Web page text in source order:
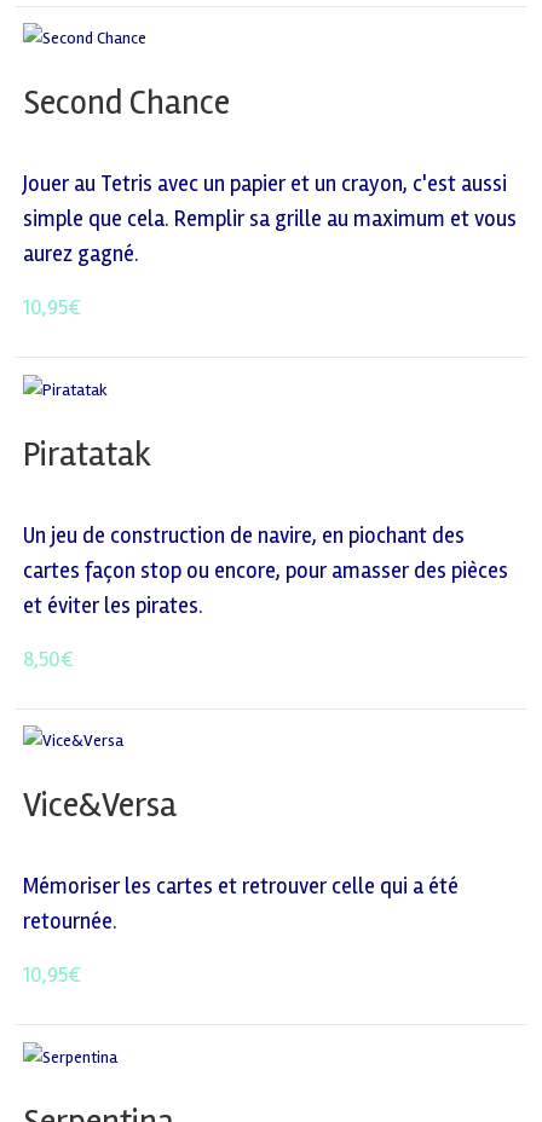
Second Chance
Jouer au Tetris avec un papier et un crayon, c'est aussi
simple que cela. Remplir sa grille au maximum et vous
aurez gagné.
10,95€
Piratatak
Un jeu de construction de navire, en piochant des
cartes façon stop ou encore, pour amasser des pièces
et éviter les pirates.
8,50€
Vice&Versa
Mémoriser les cartes et retrouver celle qui a été
retournée.
10,95€